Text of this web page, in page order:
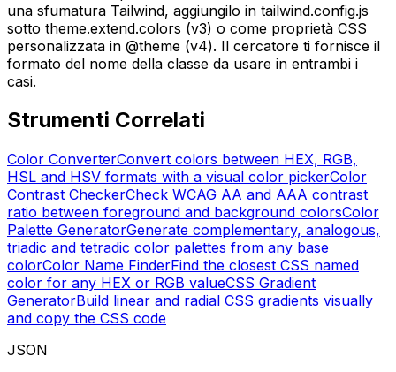
una sfumatura Tailwind, aggiungilo in tailwind.config.js
sotto theme.extend.colors (v3) o come proprietà CSS
personalizzata in @theme (v4). Il cercatore ti fornisce il
formato del nome della classe da usare in entrambi i
casi.
Strumenti Correlati
Color ConverterConvert colors between HEX, RGB,
HSL and HSV formats with a visual color pickerColor
Contrast CheckerCheck WCAG AA and AAA contrast
ratio between foreground and background colorsColor
Palette GeneratorGenerate complementary, analogous,
triadic and tetradic color palettes from any base
colorColor Name FinderFind the closest CSS named
color for any HEX or RGB valueCSS Gradient
GeneratorBuild linear and radial CSS gradients visually
and copy the CSS code
JSON